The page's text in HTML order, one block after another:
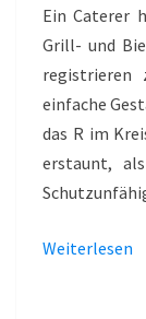
Ein Caterer
Grill- und
registrieren
einfache
das R im
erstaunt,
Weiterlesen